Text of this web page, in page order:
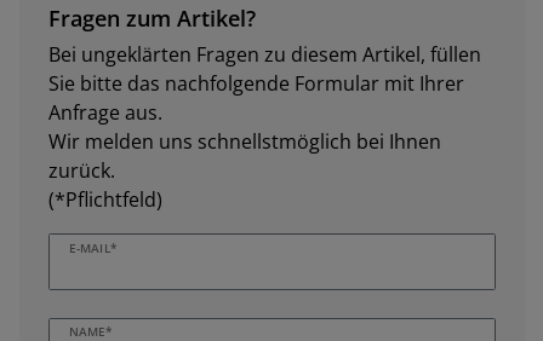
Fragen zum Artikel?
Bei ungeklärten Fragen zu diesem Artikel, füllen
Sie bitte das nachfolgende Formular mit Ihrer
Anfrage aus.
Wir melden uns schnellstmöglich bei Ihnen
zurück.
(*Pflichtfeld)
E-MAIL*
NAME*